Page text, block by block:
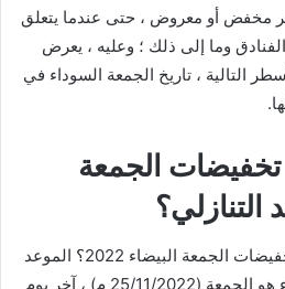
مخفض أو معروض ، حتى عندما يتعلق
وما إلى ذلك ؛ وعليه ، يعرض
التالية ، تاريخ الجمعة السوداء في
الجمعة
ما هو موعد العد التنازلي لتخفيضات الجمعة البيضاء 2022؟ الموعد
الرسمي لبيع الجمعة السوداء هو الجمعة (25/11/2022 م) ، آخر يوم